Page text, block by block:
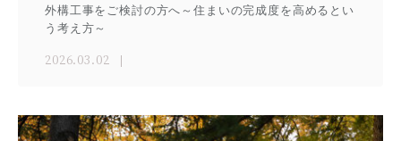
外構工事をご検討の方へ～住まいの完成度を高めるとい
う考え方～
2026.03.02